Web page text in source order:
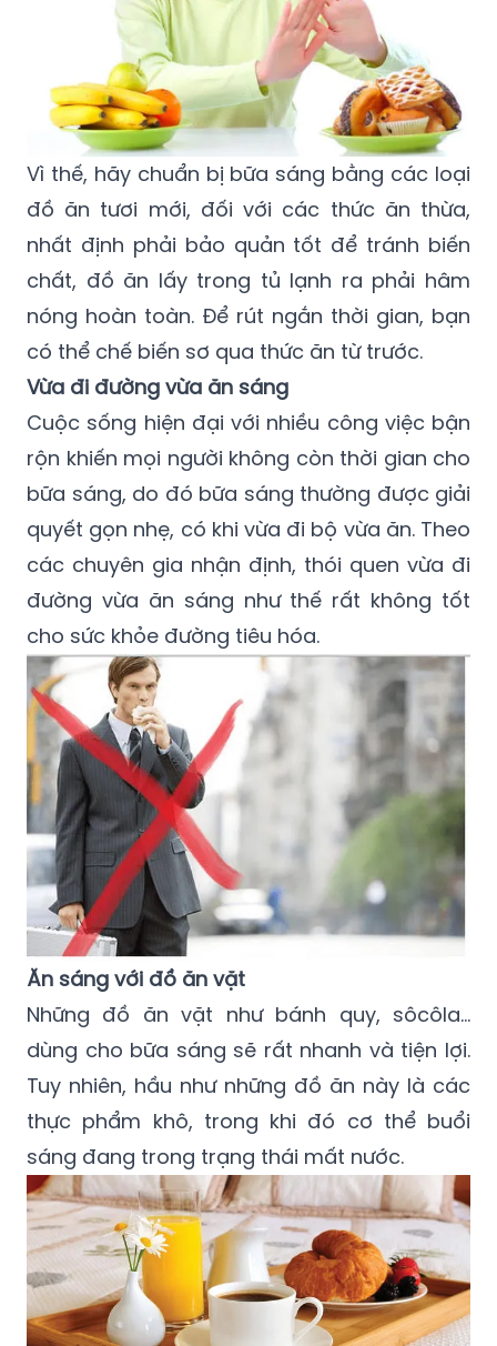
Vì thế, hãy chuẩn bị bữa sáng bằng các loại
đồ ăn tươi mới, đối với các thức ăn thừa,
nhất định phải bảo quản tốt để tránh biến
chất, đồ ăn lấy trong tủ lạnh ra phải hâm
nóng hoàn toàn. Để rút ngắn thời gian, bạn
có thể chế biến sơ qua thức ăn từ trước.
Vừa đi đường vừa ăn sáng
Cuộc sống hiện đại với nhiều công việc bận
rộn khiến mọi người không còn thời gian cho
bữa sáng, do đó bữa sáng thường được giải
quyết gọn nhẹ, có khi vừa đi bộ vừa ăn. Theo
các chuyên gia nhận định, thói quen vừa đi
đường vừa ăn sáng như thế rất không tốt
cho sức khỏe đường tiêu hóa.
Ăn sáng với đồ ăn vặt
Những đồ ăn vặt như bánh quy, sôcôla…
dùng cho bữa sáng sẽ rất nhanh và tiện lợi.
Tuy nhiên, hầu như những đồ ăn này là các
thực phẩm khô, trong khi đó cơ thể buổi
sáng đang trong trạng thái mất nước.